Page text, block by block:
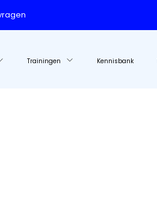
Trainingen Kennisbank